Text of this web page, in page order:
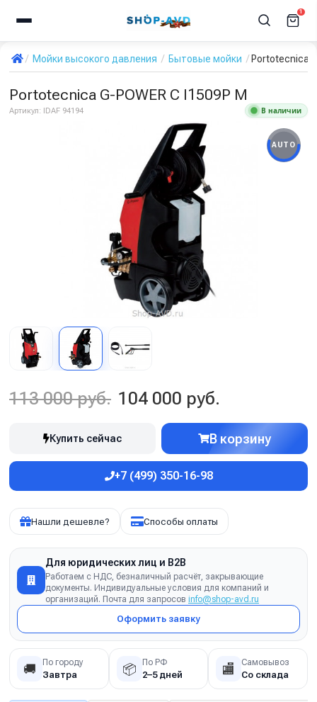
1
Мойки высокого давления Бытовые мойки Portotecnica
Portotecnica G-POWER C I1509P M
Артикул: IDAF 94194 В наличии
AUTO
113 000 руб. 104 000 руб.
Купить сейчас В корзину
+7 (499) 350-16-98
Нашли дешевле? Способы оплаты
Для юридических лиц и B2B
Работаем с НДС, безналичный расчёт, закрывающие
документы. Индивидуальные условия для компаний и
организаций. Почта для запросов info@shop-avd.ru
Оформить заявку
🚚 По городу
Завтра 📦 По РФ
2–5 дней 🏬 Самовывоз
Со склада